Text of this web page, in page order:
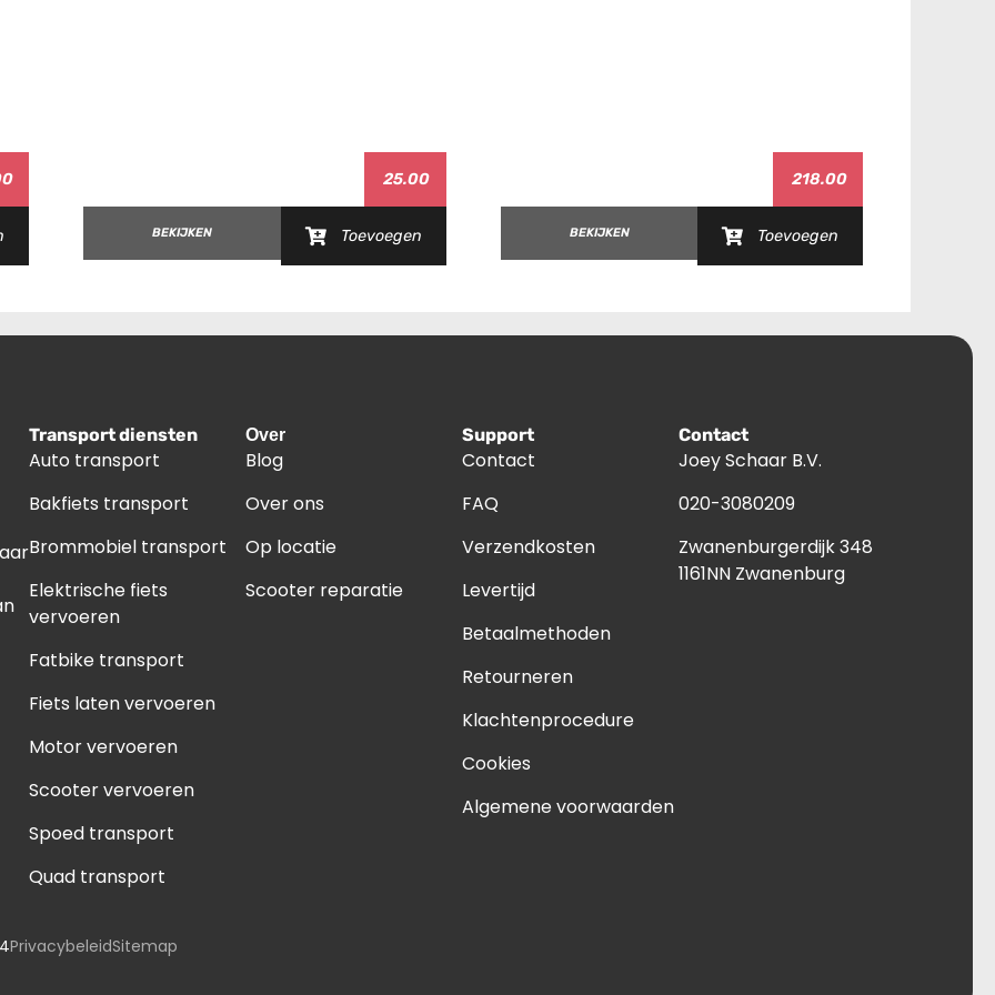
'18-'20
'17
'20
'21-'24
25.00
BEKIJKEN Toevoegen
218.00
BEKIJKEN Toevoegen
Transport diensten
Auto transport
Bakfiets transport
Brommobiel transport
Elektrische fiets
vervoeren
Fatbike transport
Fiets laten vervoeren
Motor vervoeren
Scooter vervoeren
Spoed transport
Quad transport
Over
Blog
Over ons
Op locatie
Scooter reparatie
Support
Contact
FAQ
Verzendkosten
Levertijd
Betaalmethoden
Retourneren
Klachtenprocedure
Cookies
Algemene voorwaarden
Contact
Joey Schaar B.V.
020-3080209
Zwanenburgerdijk 348
1161NN Zwanenburg
PrivacybeleidSitemap